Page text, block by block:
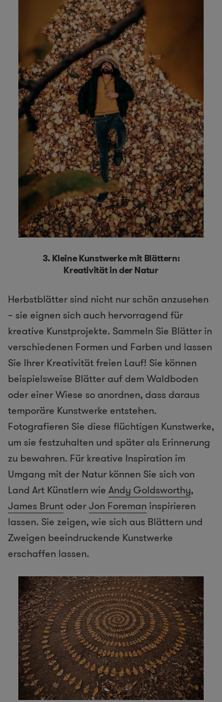
3.Kleine Kunstwerke mit Blättern:
Kreativität in der Natur
Herbstblätter sind nicht nur schön anzusehen
– sie eignen sich auch hervorragend für
kreative Kunstprojekte. Sammeln Sie Blätter in
verschiedenen Formen und Farben und lassen
Sie Ihrer Kreativität freien Lauf! Sie können
beispielsweise Blätter auf dem Waldboden
oder einer Wiese so anordnen, dass daraus
temporäre Kunstwerke entstehen.
Fotografieren Sie diese flüchtigen Kunstwerke,
um sie festzuhalten und später als Erinnerung
zu bewahren. Für kreative Inspiration im
Umgang mit der Natur können Sie sich von
Land Art Künstlern wie Andy Goldsworthy,
James Brunt oderJon Foreman inspirieren
lassen. Sie zeigen, wie sich aus Blättern und
Zweigen beeindruckende Kunstwerke
erschaffen lassen.